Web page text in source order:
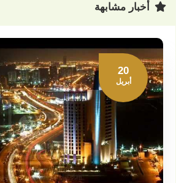
أخبار مشابهة
20
أبريل